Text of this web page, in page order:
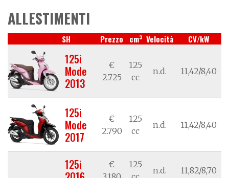
ALLESTIMENTI
SH Prezzo cm3 Velocità CV/kW
125i
Mode
2013
€
2.725
125
cc
n.d. 11,42/8,40
125i
Mode
2017
€
2.790
125
cc
n.d. 11,42/8,40
125i
€
125
n.d. 11,82/8,70